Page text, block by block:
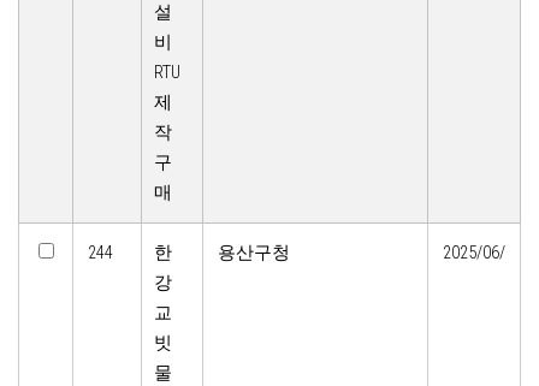
설
비
RTU
제
작
구
매
244
한
강
교
빗
물
용산구청 2025/06/